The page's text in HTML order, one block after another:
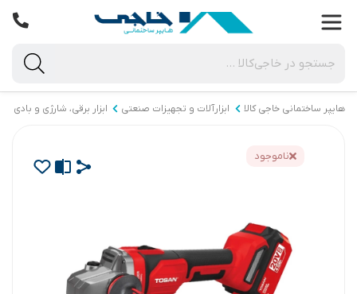
هایپر ساختمانی خاجی‌ کالا ابزارآلات و تجهیزات صنعتی ابزار برقی، شارژی و بادی
ناموجود